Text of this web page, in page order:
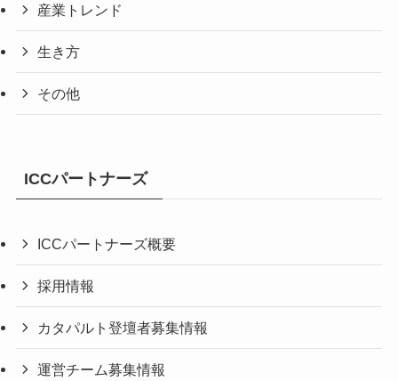
産業トレンド
生き方
その他
ICCパートナーズ
ICCパートナーズ概要
採用情報
カタパルト登壇者募集情報
運営チーム募集情報